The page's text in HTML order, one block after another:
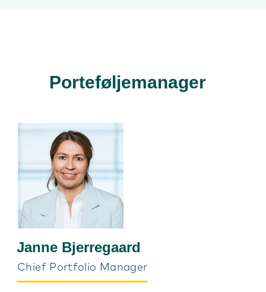
Porteføljemanager
Janne Bjerregaard
Chief Portfolio Manager